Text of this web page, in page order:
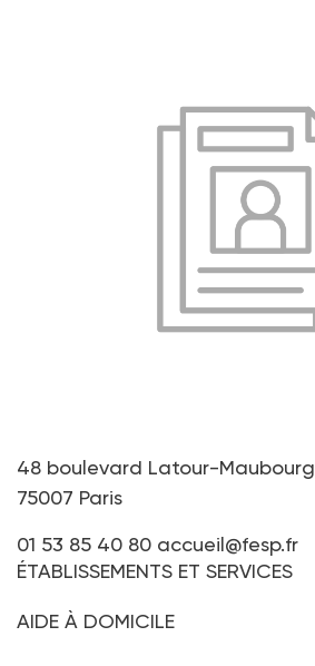
48 boulevard Latour-Maubourg
75007 Paris
01 53 85 40 80 accueil@fesp.fr
ÉTABLISSEMENTS ET SERVICES
AIDE À DOMICILE